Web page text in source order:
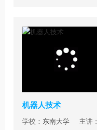
机器人技术
学校： 东南大学 主讲：